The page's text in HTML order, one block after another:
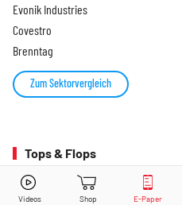
Brenntag Aktie jetzt handeln?
Evonik Industries
Covestro
Brenntag
Zum Sektorvergleich
Tops & Flops
DAX US Tech 100 US 30